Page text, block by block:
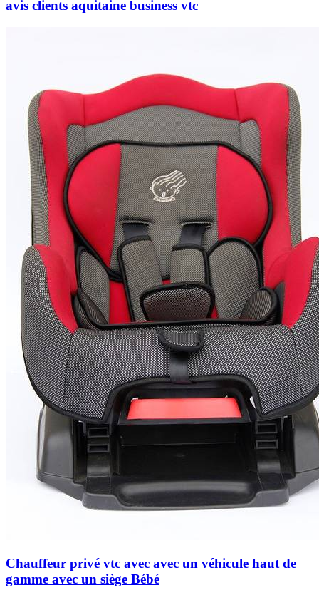
avis clients aquitaine business vtc
Chauffeur privé vtc avec avec un véhicule haut de
gamme avec un siège Bébé